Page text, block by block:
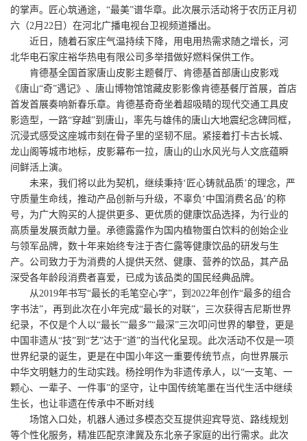
的掌声。匠心筑通途，“最美”谱华章。此次展示活动将于农历正月初
六（2月22日）在河北广播电视台卫视频道播出。
近日，随着石家庄气温持续下降，用电用热需求随之增长，河
北华电石家庄裕华热电有限公司多举措做好燃料保供工作。
肯德基全国首家唐山皮影主题餐厅、肯德基首部唐山皮影戏
《唐山“奇”遇记》、唐山博物馆馆藏皮影影像肯德基餐厅首展，首店
首发首展奏响新春乐章。肯德基奇奇坐着超吸睛的现代交通工具皮
影造型，一路“穿越”到唐山，率先与雄伟的唐山大地震纪念碑同框，
沉浸式感受这座城市刻在骨子里的坚韧不屈。紧接着打卡古长城、
龙山阁等城市地标，皮影幕布一拉，唐山的山水风光与人文底蕴瞬
间鲜活上演。
未来，我们将以此为契机，继续秉持‘匠心铸就品质’的理念，严
守质量生命线，推动产品创新与升级，不辜负‘中国消费名品’的称
号，为广大购买的人提供更多、更优质的健康饮品选择，为行业的
高质量发展贡献力量。承德露露作为国内植物蛋白饮料的创始企业
与领军品牌，数十年来始终专注于杏仁露等健康饮品的研发与生
产。公司致力于为消费的人提供天然、健康、营养的饮品，其产品
深受各年龄段消费者喜爱，已成为该品类的国民经典品牌。
从2019年书写“最长的毛笔空心字”，到2022年创作“最多的组合
字书法”，再到此次在小年完成“最长的对联”，三次获得吉尼斯世界
纪录，不仅是个人以“最长”“最多”“最深”三次叩问世界的攀登，更是
中国非遗从“技”到“艺”达于“道”的当代化呈现。此次活动不仅是一项
世界纪录的诞生，更是在中国小年这一重要传统节点，向世界展示
中华文明魅力的生动实践。杨拴明作为非遗传承人，以“一支笔、一
颗心、一辈子、一件事”的坚守，让中国传统笔墨在当代生活中继续
生长，也让非遗在传承中不断对线
场馆入口处，机器人通过多模态交互提供迎宾导览、路线规划
等个性化服务，精准匹配京津冀及东北亲子家庭的出行需求。此次